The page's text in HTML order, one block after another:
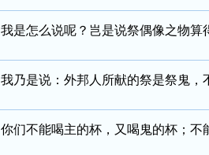
我是怎么说呢？岂是说祭偶像之物
我乃是说：外邦人所献的祭是祭鬼
你们不能喝主的杯，又喝鬼的杯；不